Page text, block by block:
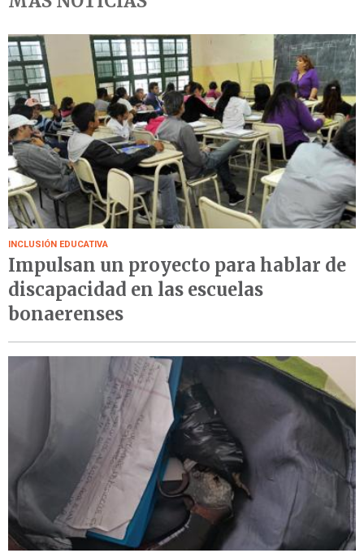
INCLUSIÓN EDUCATIVA
Impulsan un proyecto para hablar de
discapacidad en las escuelas
bonaerenses